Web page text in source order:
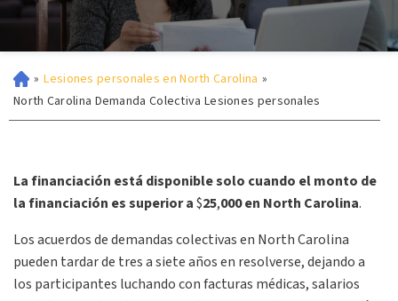
» Lesiones personales en North Carolina »
North Carolina Demanda Colectiva Lesiones personales
La financiación está disponible solo cuando el monto de
la financiación es superior a$25,000 en North Carolina.
Los acuerdos de demandas colectivas en North Carolina
pueden tardar de tres a siete años en resolverse, dejando a
los participantes luchando con facturas médicas, salarios